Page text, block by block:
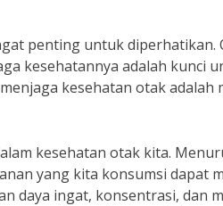
penting untuk
kesehatannya adalah kunci
kesehatan otak
kesehatan otak kita.
yang kita konsumsi
daya ingat, konsentrasi, dan